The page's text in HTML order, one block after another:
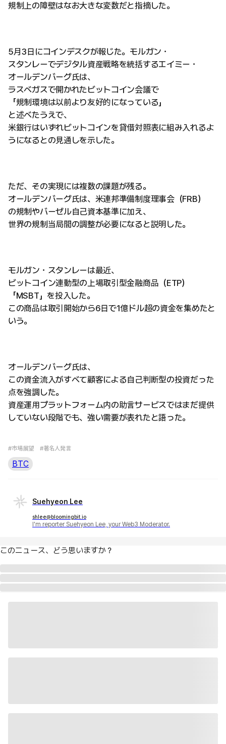
規制上の障壁はなお大きな変数だと指摘した。
5月3日にコインデスクが報じた。モルガン・
スタンレーでデジタル資産戦略を統括するエイミー・
オールデンバーグ氏は、
ラスベガスで開かれたビットコイン会議で
「規制環境は以前より友好的になっている」
と述べたうえで、
米銀行はいずれビットコインを貸借対照表に組み入れるよ
うになるとの見通しを示した。
ただ、その実現には複数の課題が残る。
オールデンバーグ氏は、米連邦準備制度理事会（FRB）
の規制やバーゼル自己資本基準に加え、
世界の規制当局間の調整が必要になると説明した。
モルガン・スタンレーは最近、
ビットコイン連動型の上場取引型金融商品（ETP）
「MSBT」を投入した。
この商品は取引開始から6日で1億ドル超の資金を集めたと
いう。
オールデンバーグ氏は、
この資金流入がすべて顧客による自己判断型の投資だった
点を強調した。
資産運用プラットフォーム内の助言サービスではまだ提供
していない段階でも、強い需要が表れたと語った。
#市場展望 #著名人発言
BTC
Suehyeon Lee
shlee@bloomingbit.io
I'm reporter Suehyeon Lee, your Web3 Moderator.
このニュース、どう思いますか？